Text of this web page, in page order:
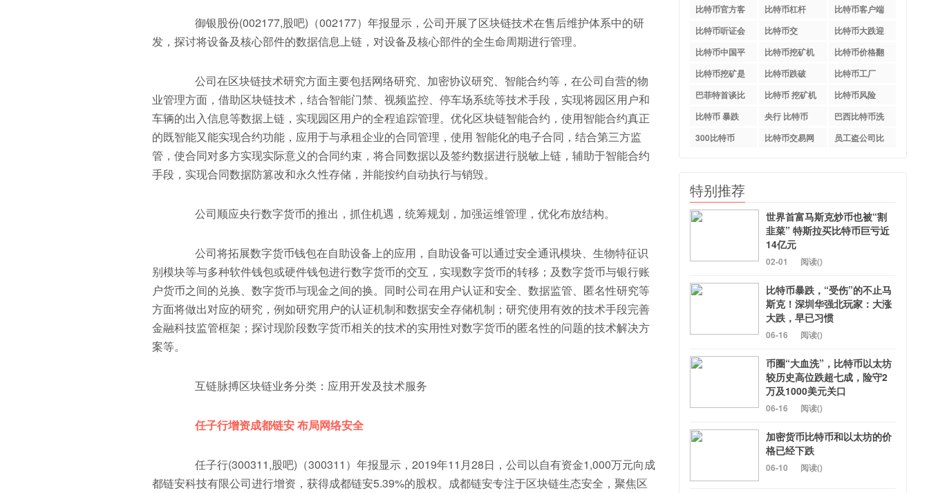
御银股份(002177,股吧)（002177）年报显示，公司开展了区块链技术在售后维护体系中的研
发，探讨将设备及核心部件的数据信息上链，对设备及核心部件的全生命周期进行管理。
公司在区块链技术研究方面主要包括网络研究、加密协议研究、智能合约等，在公司自营的物
业管理方面，借助区块链技术，结合智能门禁、视频监控、停车场系统等技术手段，实现将园区用户和
车辆的出入信息等数据上链，实现园区用户的全程追踪管理。优化区块链智能合约，使用智能合约真正
的既智能又能实现合约功能，应用于与承租企业的合同管理，使用 智能化的电子合同，结合第三方监
管，使合同对多方实现实际意义的合同约束，将合同数据以及签约数据进行脱敏上链，辅助于智能合约
手段，实现合同数据防篡改和永久性存储，并能按约自动执行与销毁。
公司顺应央行数字货币的推出，抓住机遇，统筹规划，加强运维管理，优化布放结构。
公司将拓展数字货币钱包在自助设备上的应用，自助设备可以通过安全通讯模块、生物特征识
别模块等与多种软件钱包或硬件钱包进行数字货币的交互，实现数字货币的转移；及数字货币与银行账
户货币之间的兑换、数字货币与现金之间的换。同时公司在用户认证和安全、数据监管、匿名性研究等
方面将做出对应的研究，例如研究用户的认证机制和数据安全存储机制；研究使用有效的技术手段完善
金融科技监管框架；探讨现阶段数字货币相关的技术的实用性对数字货币的匿名性的问题的技术解决方
案等。
互链脉搏区块链业务分类：应用开发及技术服务
任子行增资成都链安 布局网络安全
任子行(300311,股吧)（300311）年报显示，2019年11月28日，公司以自有资金1,000万元向成
都链安科技有限公司进行增资，获得成都链安5.39%的股权。成都链安专注于区块链生态安全，聚焦区
民币
关停
比特币官方客
户端
比特币杠杆
比特币客户端
下载
比特币听证会
比特币交
易.okcoin
比特币大跌迎
新年
比特币中国平
台
比特币挖矿机
配置
比特币价格翻
倍
比特币挖矿是
什么
比特币跌破
比特币工厂
巴菲特首谈比
特币
比特币 挖矿机
比特币风险
比特币 暴跌
央行 比特币
巴西比特币洗
钱案
300比特币
比特币交易网
员工盗公司比
特别推荐
世界首富马斯克炒币也被“割
韭菜” 特斯拉买比特币巨亏近
14亿元
02-01 阅读()
比特币暴跌，“受伤”的不止马
斯克！深圳华强北玩家：大涨
大跌，早已习惯
06-16 阅读()
币圈“大血洗”，比特币以太坊
较历史高位跌超七成，险守2
万及1000美元关口
06-16 阅读()
加密货币比特币和以太坊的价
格已经下跌
06-10 阅读()